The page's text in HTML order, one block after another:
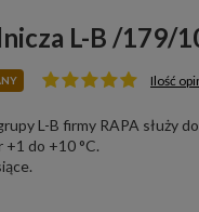
L-B /179/
Ilość
L-B firmy RAPA służy
do +10 °C.